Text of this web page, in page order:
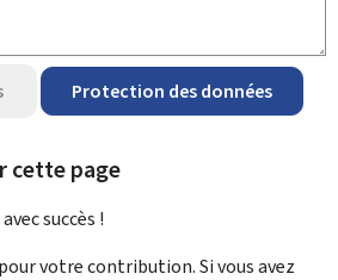
Protection des données
cette page
succès !
votre contribution. Si vous avez